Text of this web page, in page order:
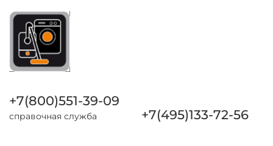
+7(800)551-39-09
справочная служба +7(495)133-72-56